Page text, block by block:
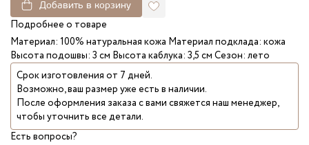
Добавить в корзину
Подробнее о товаре
Материал: 100% натуральная кожа Материал подклада: кожа
Высота подошвы: 3 см Высота каблука: 3,5 см Сезон: лето
Срок изготовления от 7 дней.
Возможно, ваш размер уже есть в наличии.
После оформления заказа с вами свяжется наш менеджер,
чтобы уточнить все детали.
Есть вопросы?